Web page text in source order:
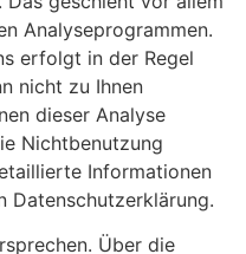
Analyseprogrammen.
erfolgt in der Regel
nicht zu Ihnen
dieser Analyse
Nichtbenutzung
Informationen
Datenschutzerklärung.
Über die